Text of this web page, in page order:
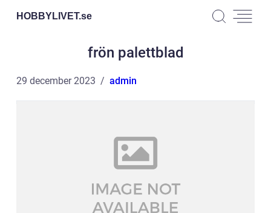
HOBBYLIVET.se
frön palettblad
29 december 2023 admin